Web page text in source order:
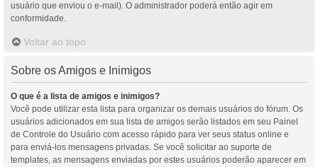
usuário que enviou o e-mail). O administrador poderá então agir em
conformidade.
Voltar ao topo
Sobre os Amigos e Inimigos
O que é a lista de amigos e inimigos?
Você pode utilizar esta lista para organizar os demais usuários do fórum. Os
usuários adicionados em sua lista de amigos serão listados em seu Painel
de Controle do Usuário com acesso rápido para ver seus status online e
para enviá-los mensagens privadas. Se você solicitar ao suporte de
templates, as mensagens enviadas por estes usuários poderão aparecer em